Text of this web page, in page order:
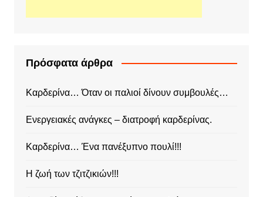
Πρόσφατα άρθρα
Καρδερίνα… Όταν οι παλιοί δίνουν συμβουλές…
Ενεργειακές ανάγκες – διατροφή καρδερίνας.
Καρδερίνα… Ένα πανέξυπνο πουλί!!!
Η ζωή των τζιτζικιών!!!